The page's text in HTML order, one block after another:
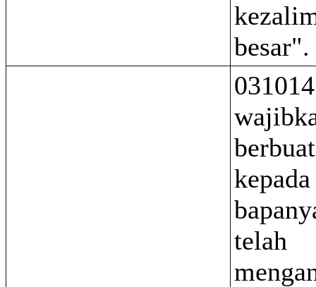
besar".
telah